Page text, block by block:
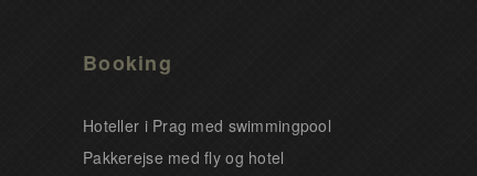
Booking
Hoteller i Prag med swimmingpool
Pakkerejse med fly og hotel